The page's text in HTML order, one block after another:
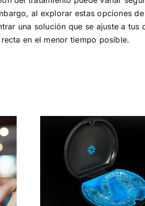
al explorar estas opciones
una solución que se ajuste a tus
en el menor tiempo posible.